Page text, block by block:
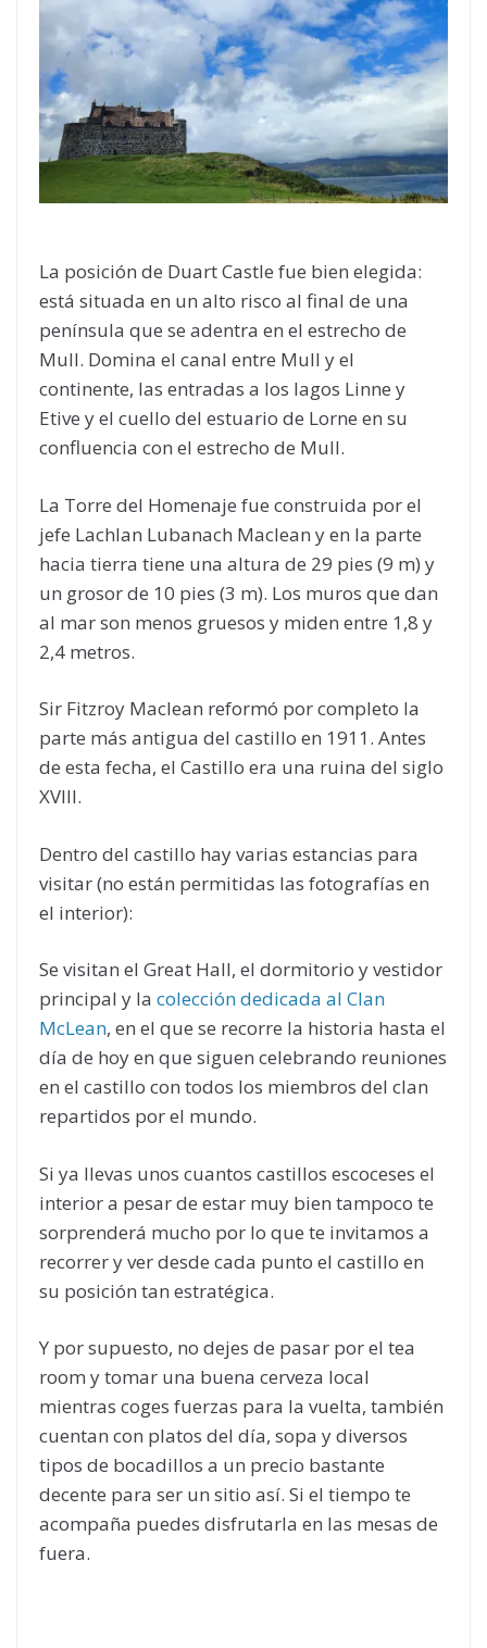
La posición de Duart Castle fue bien elegida:
está situada en un alto risco al final de una
península que se adentra en el estrecho de
Mull. Domina el canal entre Mull y el
continente, las entradas a los lagos Linne y
Etive y el cuello del estuario de Lorne en su
confluencia con el estrecho de Mull.
La Torre del Homenaje fue construida por el
jefe Lachlan Lubanach Maclean y en la parte
hacia tierra tiene una altura de 29 pies (9 m) y
un grosor de 10 pies (3 m). Los muros que dan
al mar son menos gruesos y miden entre 1,8 y
2,4 metros.
Sir Fitzroy Maclean reformó por completo la
parte más antigua del castillo en 1911. Antes
de esta fecha, el Castillo era una ruina del siglo
XVIII.
Dentro del castillo hay varias estancias para
visitar (no están permitidas las fotografías en
el interior):
Se visitan el Great Hall, el dormitorio y vestidor
principal y la colección dedicada al Clan
McLean, en el que se recorre la historia hasta el
día de hoy en que siguen celebrando reuniones
en el castillo con todos los miembros del clan
repartidos por el mundo.
Si ya llevas unos cuantos castillos escoceses el
interior a pesar de estar muy bien tampoco te
sorprenderá mucho por lo que te invitamos a
recorrer y ver desde cada punto el castillo en
su posición tan estratégica.
Y por supuesto, no dejes de pasar por el tea
room y tomar una buena cerveza local
mientras coges fuerzas para la vuelta, también
cuentan con platos del día, sopa y diversos
tipos de bocadillos a un precio bastante
decente para ser un sitio así. Si el tiempo te
acompaña puedes disfrutarla en las mesas de
fuera.